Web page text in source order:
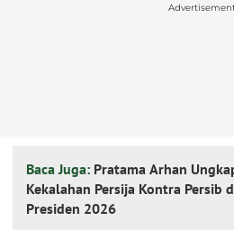
Baca Juga: Pratama Arhan
Kekalahan Persija Kontra Persib
Presiden 2026